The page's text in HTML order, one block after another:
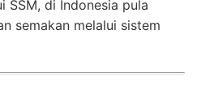
SSM, di Indonesia pula
semakan melalui sistem